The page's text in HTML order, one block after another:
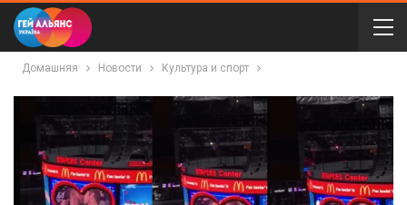
Домашняя Новости Культура и спорт